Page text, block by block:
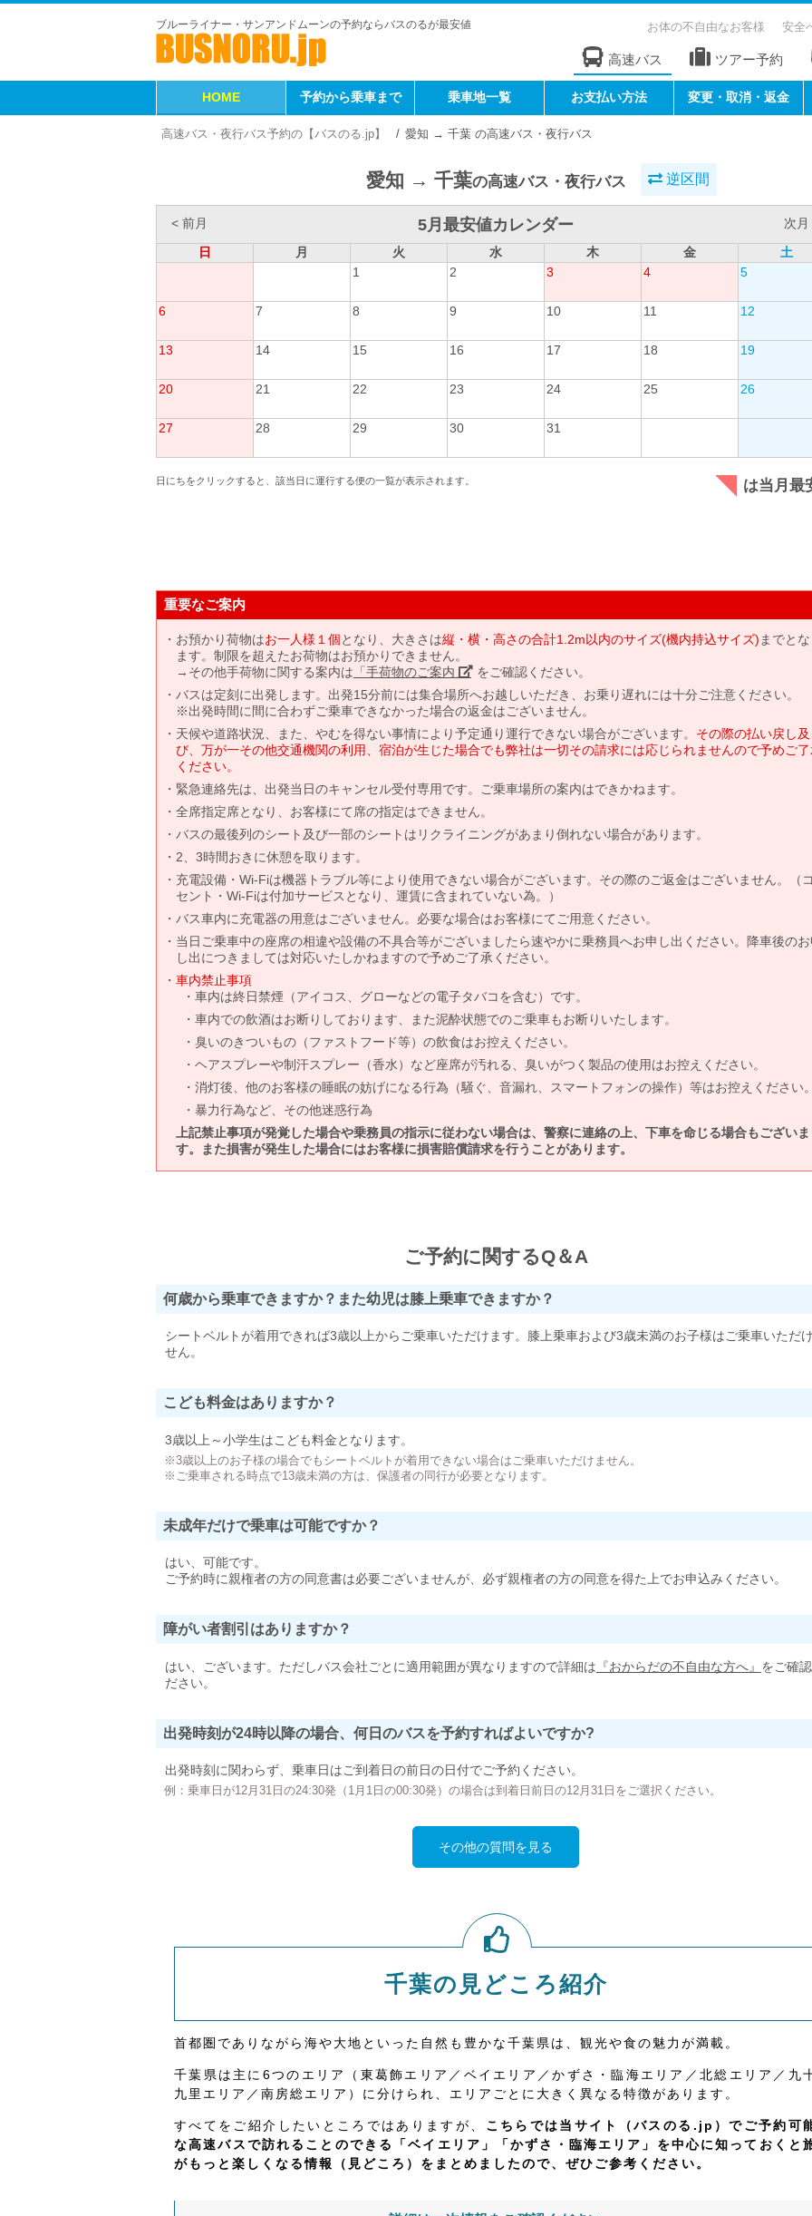
ブルーライナー・サンアンドムーンの予約ならバスのるが最安値 お体の不自由なお客様 安全
高速バス ツアー予約
HOME 予約から乗車まで 乗車地一覧 お支払い方法 変更・取消・返金
高速バス・夜行バス予約の【バスのる.jp】 愛知 → 千葉 の高速バス・夜行バス
愛知 → 千葉の高速バス・夜行バス 逆区間
< 前月 5月最安値カレンダー
次月
日
月 火 水 木 金
土
1
2 3 4 5
6 7 8 9 10 11 12
13 14 15 16 17 18 19
20 21 22 23 24 25 26
27 28 29 30 31
日にちをクリックすると、該当日に運行する便の一覧が表示されます。 は当月最
重要なご案内
お預かり荷物はお一人様１個となり、大きさは縦・横・高さの合計1.2m以内のサイズ(機内持込サイズ) までと
ます。制限を超えたお荷物はお預かりできません。
→その他手荷物に関する案内は 「手荷物のご案内」 をご確認ください。
バスは定刻に出発します。出発15分前には集合場所へお越しいただき、お乗り遅れには十分ご注意ください。
※出発時間に間に合わずご乗車できなかった場合の返金はございません。
天候や道路状況、また、やむを得ない事情により予定通り運行できない場合がございます。 その際の払い戻し及
び、万が一その他交通機関の利用、宿泊が生じた場合でも弊社は一切その請求には応じられませんので予めご
ください。
緊急連絡先は、出発当日のキャンセル受付専用です。ご乗車場所の案内はできかねます。
全席指定席となり、お客様にて席の指定はできません。
バスの最後列のシート及び一部のシートはリクライニングがあまり倒れない場合があります。
2、3時間おきに休憩を取ります。
充電設備・Wi-Fiは機器トラブル等により使用できない場合がございます。その際のご返金はございません。（
セント・Wi-Fiは付加サービスとなり、運賃に含まれていない為。）
バス車内に充電器の用意はございません。必要な場合はお客様にてご用意ください。
当日ご乗車中の座席の相違や設備の不具合等がございましたら速やかに乗務員へお申し出ください。降車後の
し出につきましては対応いたしかねますので予めご了承ください。
車内禁止事項
車内は終日禁煙（アイコス、グローなどの電子タバコを含む）です。
車内での飲酒はお断りしております、また泥酔状態でのご乗車もお断りいたします。
臭いのきついもの（ファストフード等）の飲食はお控えください。
ヘアスプレーや制汗スプレー（香水）など座席が汚れる、臭いがつく製品の使用はお控えください。
消灯後、他のお客様の睡眠の妨げになる行為（騒ぐ、音漏れ、スマートフォンの操作）等はお控えください
暴力行為など、その他迷惑行為
上記禁止事項が発覚した場合や乗務員の指示に従わない場合は、警察に連絡の上、下車を命じる場合もございま
す。また損害が発生した場合にはお客様に損害賠償請求を行うことがあります。
ご予約に関するQ＆A
何歳から乗車できますか？また幼児は膝上乗車できますか？
シートベルトが着用できれば3歳以上からご乗車いただけます。膝上乗車および3歳未満のお子様はご乗車いただ
せん。
こども料金はありますか？
3歳以上～小学生はこども料金となります。
※3歳以上のお子様の場合でもシートベルトが着用できない場合はご乗車いただけません。
※ご乗車される時点で13歳未満の方は、保護者の同行が必要となります。
未成年だけで乗車は可能ですか？
はい、可能です。
ご予約時に親権者の方の同意書は必要ございませんが、必ず親権者の方の同意を得た上でお申込みください。
障がい者割引はありますか？
はい、ございます。ただしバス会社ごとに適用範囲が異なりますので詳細は 『おからだの不自由な方へ』 をご確
ださい。
出発時刻が24時以降の場合、何日のバスを予約すればよいですか?
出発時刻に関わらず、乗車日はご到着日の前日の日付でご予約ください。
例：乗車日が12月31日の24:30発（1月1日の00:30発）の場合は到着日前日の12月31日をご選択ください。
その他の質問を見る
千葉の見どころ紹介
首都圏でありながら海や大地といった自然も豊かな千葉県は、観光や食の魅力が満載。
千葉県は主に6つのエリア（東葛飾エリア／ベイエリア／かずさ・臨海エリア／北総エリア／九
九里エリア／南房総エリア）に分けられ、エリアごとに大きく異なる特徴があります。
すべてをご紹介したいところではありますが、 こちらでは当サイト（バスのる.jp）でご予約可
な高速バスで訪れることのできる「ベイエリア」「かずさ・臨海エリア」を中心に知っておくと
がもっと楽しくなる情報（見どころ）をまとめましたので、ぜひご参考ください。